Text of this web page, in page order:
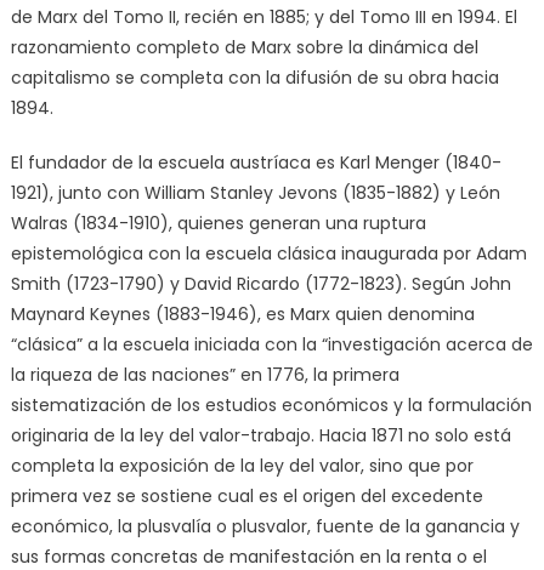
de Marx del Tomo II, recién en 1885; y del Tomo III en 1994. El
razonamiento completo de Marx sobre la dinámica del
capitalismo se completa con la difusión de su obra hacia
1894.
El fundador de la escuela austríaca es Karl Menger (1840-
1921), junto con William Stanley Jevons (1835-1882) y León
Walras (1834-1910), quienes generan una ruptura
epistemológica con la escuela clásica inaugurada por Adam
Smith (1723-1790) y David Ricardo (1772-1823). Según John
Maynard Keynes (1883-1946), es Marx quien denomina
“clásica” a la escuela iniciada con la “investigación acerca de
la riqueza de las naciones” en 1776, la primera
sistematización de los estudios económicos y la formulación
originaria de la ley del valor-trabajo. Hacia 1871 no solo está
completa la exposición de la ley del valor, sino que por
primera vez se sostiene cual es el origen del excedente
económico, la plusvalía o plusvalor, fuente de la ganancia y
sus formas concretas de manifestación en la renta o el